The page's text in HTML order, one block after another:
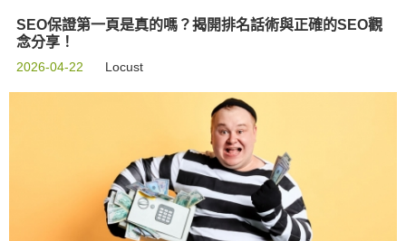
SEO保證第一頁是真的嗎？揭開排名話術與正確的SEO觀
念分享！
2026-04-22 Locust